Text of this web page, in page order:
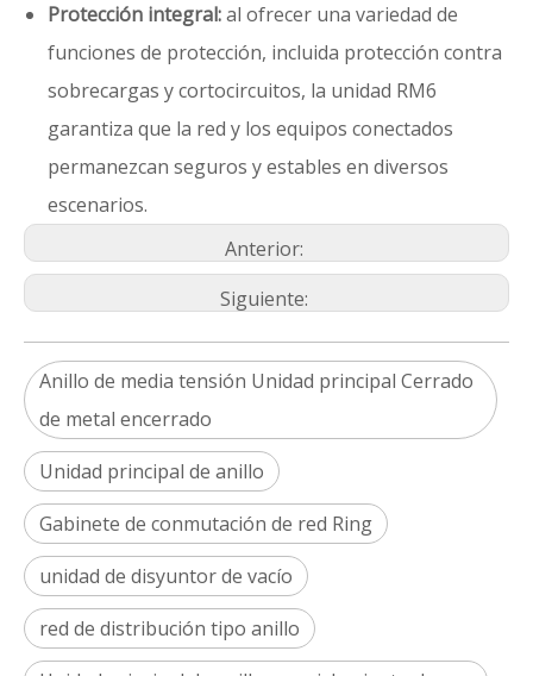
Protección integral:al ofrecer una variedad de
funciones de protección, incluida protección contra
sobrecargas y cortocircuitos, la unidad RM6
garantiza que la red y los equipos conectados
permanezcan seguros y estables en diversos
escenarios.
Anterior:
Siguiente:
Anillo de media tensión Unidad principal Cerrado
de metal encerrado
Unidad principal de anillo
Gabinete de conmutación de red Ring
unidad de disyuntor de vacío
red de distribución tipo anillo